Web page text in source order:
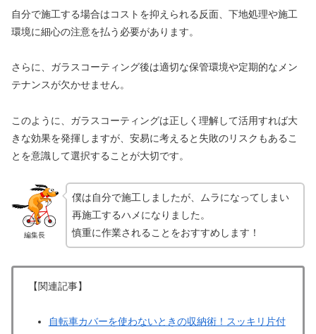
自分で施工する場合はコストを抑えられる反面、下地処理や施工
環境に細心の注意を払う必要があります。
さらに、ガラスコーティング後は適切な保管環境や定期的なメン
テナンスが欠かせません。
このように、ガラスコーティングは正しく理解して活用すれば大
きな効果を発揮しますが、安易に考えると失敗のリスクもあるこ
とを意識して選択することが大切です。
編集長
僕は自分で施工しましたが、ムラになってしまい
再施工するハメになりました。
慎重に作業されることをおすすめします！
【関連記事】
自転車カバーを使わないときの収納術！スッキリ片付